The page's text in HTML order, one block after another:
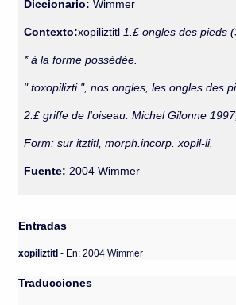
Diccionario:Wimmer
Contexto:xopiliztitl 1.£ ongles des pieds
* à la forme possédée.
" toxopilizti ", nos ongles, les ongles des
2.£ griffe de l'oiseau. Michel Gilonne
Form: sur itztitl, morph.incorp. xopil-li.
Fuente: 2004 Wimmer
Entradas
xopiliztitl- En: 2004 Wimmer
Traducciones